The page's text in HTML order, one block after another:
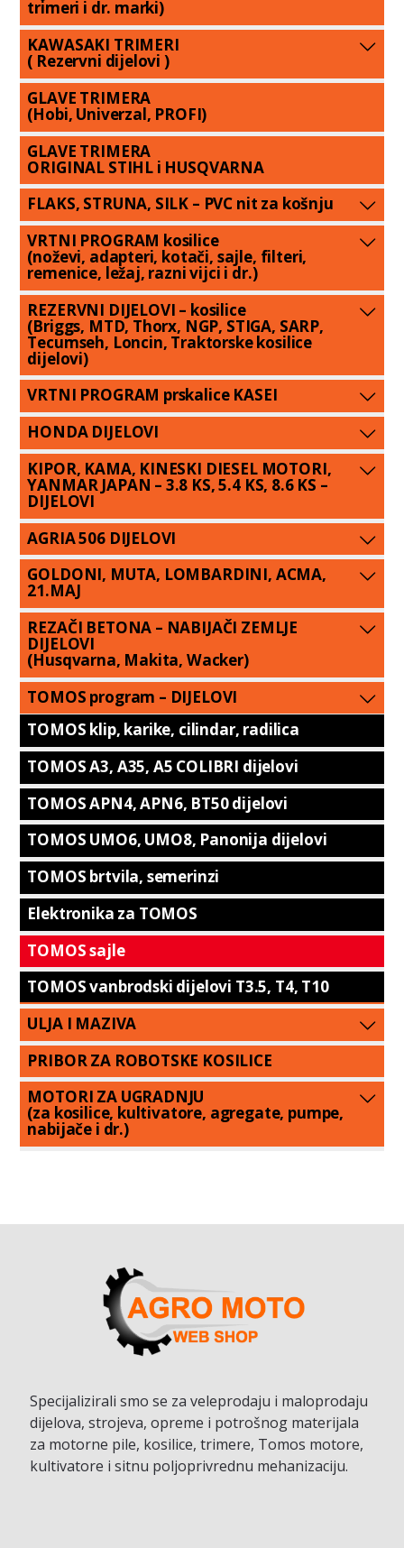
trimeri i dr. marki)
KAWASAKI TRIMERI
( Rezervni dijelovi )
GLAVE TRIMERA
(Hobi, Univerzal, PROFI)
GLAVE TRIMERA
ORIGINAL STIHL i HUSQVARNA
FLAKS, STRUNA, SILK – PVC nit za košnju
VRTNI PROGRAM kosilice
(noževi, adapteri, kotači, sajle, filteri,
remenice, ležaj, razni vijci i dr.)
REZERVNI DIJELOVI – kosilice
(Briggs, MTD, Thorx, NGP, STIGA, SARP,
Tecumseh, Loncin, Traktorske kosilice
dijelovi)
VRTNI PROGRAM prskalice KASEI
HONDA DIJELOVI
KIPOR, KAMA, KINESKI DIESEL MOTORI,
YANMAR JAPAN – 3.8 KS, 5.4 KS, 8.6 KS –
DIJELOVI
AGRIA 506 DIJELOVI
GOLDONI, MUTA, LOMBARDINI, ACMA,
21.MAJ
REZAČI BETONA – NABIJAČI ZEMLJE
DIJELOVI
(Husqvarna, Makita, Wacker)
TOMOS program – DIJELOVI
TOMOS klip, karike, cilindar, radilica
TOMOS A3, A35, A5 COLIBRI dijelovi
TOMOS APN4, APN6, BT50 dijelovi
TOMOS UMO6, UMO8, Panonija dijelovi
TOMOS brtvila, semerinzi
Elektronika za TOMOS
TOMOS sajle
TOMOS vanbrodski dijelovi T3.5, T4, T10
ULJA I MAZIVA
PRIBOR ZA ROBOTSKE KOSILICE
MOTORI ZA UGRADNJU
(za kosilice, kultivatore, agregate, pumpe,
nabijače i dr.)
Specijalizirali smo se za veleprodaju i maloprodaju
dijelova, strojeva, opreme i potrošnog materijala
za motorne pile, kosilice, trimere, Tomos motore,
kultivatore i sitnu poljoprivrednu mehanizaciju.